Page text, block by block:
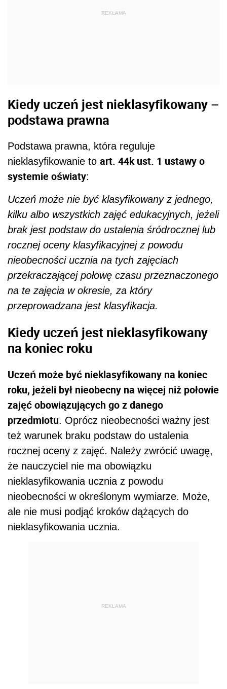
REKLAMA
Kiedy uczeń jest nieklasyfikowany –
podstawa prawna
Podstawa prawna, która reguluje
nieklasyfikowanie to art. 44k ust. 1 ustawy o
systemie oświaty:
Uczeń może nie być klasyfikowany z jednego,
kilku albo wszystkich zajęć edukacyjnych, jeżeli
brak jest podstaw do ustalenia śródrocznej lub
rocznej oceny klasyfikacyjnej z powodu
nieobecności ucznia na tych zajęciach
przekraczającej połowę czasu przeznaczonego
na te zajęcia w okresie, za który
przeprowadzana jest klasyfikacja.
Kiedy uczeń jest nieklasyfikowany
na koniec roku
Uczeń może być nieklasyfikowany na koniec
roku, jeżeli był nieobecny na więcej niż połowie
zajęć obowiązujących go z danego
przedmiotu. Oprócz nieobecności ważny jest
też warunek braku podstaw do ustalenia
rocznej oceny z zajęć. Należy zwrócić uwagę,
że nauczyciel nie ma obowiązku
nieklasyfikowania ucznia z powodu
nieobecności w określonym wymiarze. Może,
ale nie musi podjąć kroków dążących do
nieklasyfikowania ucznia.
REKLAMA